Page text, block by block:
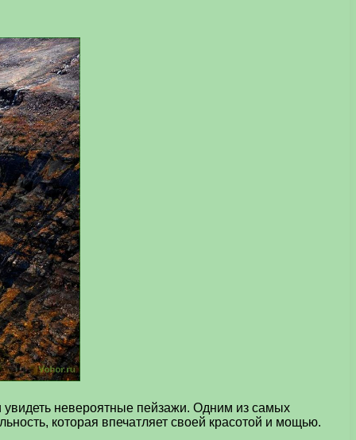
увидеть невероятные пейзажи. Одним из самых
которая впечатляет своей красотой и мощью.